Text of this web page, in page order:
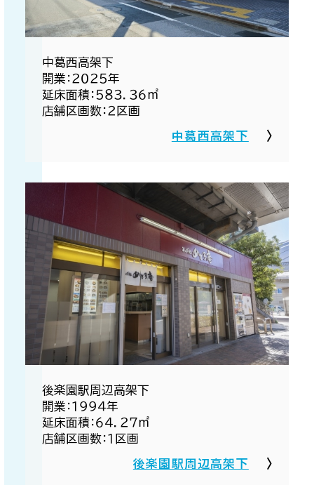
中葛西高架下​
開業：２０２５年​
延床面積：５８３．３６㎡​
店舗区画数：２区画​
中葛西高架下
後楽園駅周辺高架下​
開業：１９９４年​
延床面積：６４．２７㎡​
店舗区画数：１区画​
後楽園駅周辺高架下